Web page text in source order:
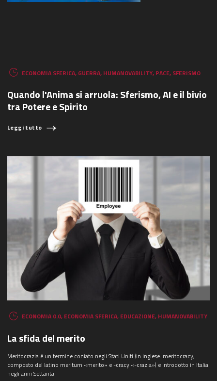
ECONOMIA SFERICA, GUERRA, HUMANOVABILITY, PACE, SFERISMO
Quando l'Anima si arruola: Sferismo, AI e il bivio
tra Potere e Spirito
Leggi tutto
ECONOMIA 0.0, ECONOMIA SFERICA, EDUCAZIONE, HUMANOVABILITY
La sfida del merito
Meritocrazia è un termine coniato negli Stati Uniti (in inglese: meritocracy,
composto del latino meritum «merito» e -cracy «-crazia») e introdotto in Italia
negli anni Settanta.
COSA STAI CERCANDO?